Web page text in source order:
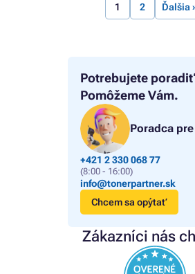
Potrebujete
Pomôžeme Vám.
Poradca
+421 2 330 068 77
(8:00 - 16:00)
info@tonerpartner.sk
Chcem sa opýtať
Zákazníci nás
1 2 Ďalšia